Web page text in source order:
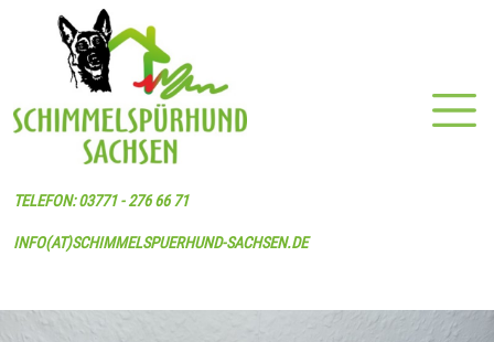
TELEFON: 03771 - 276 66 71
INFO(AT)SCHIMMELSPUERHUND-SACHSEN.DE